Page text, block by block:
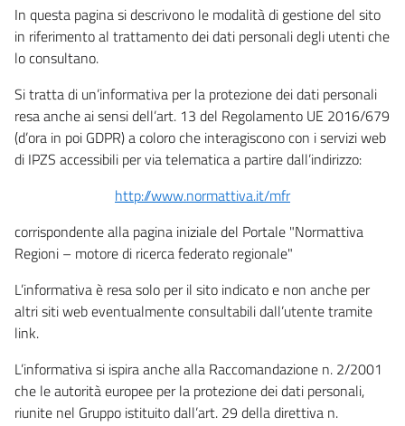
In questa pagina si descrivono le modalità di gestione del sito
in riferimento al trattamento dei dati personali degli utenti che
lo consultano.
Si tratta di un’informativa per la protezione dei dati personali
resa anche ai sensi dell’art. 13 del Regolamento UE 2016/679
(d’ora in poi GDPR) a coloro che interagiscono con i servizi web
di IPZS accessibili per via telematica a partire dall’indirizzo:
http://www.normattiva.it/mfr
corrispondente alla pagina iniziale del Portale "Normattiva
Regioni – motore di ricerca federato regionale"
L’informativa è resa solo per il sito indicato e non anche per
altri siti web eventualmente consultabili dall’utente tramite
link.
L’informativa si ispira anche alla Raccomandazione n. 2/2001
che le autorità europee per la protezione dei dati personali,
riunite nel Gruppo istituito dall’art. 29 della direttiva n.